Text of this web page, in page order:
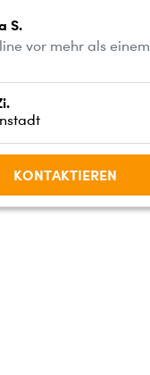
S.
vor mehr als einem
KONTAKTIEREN